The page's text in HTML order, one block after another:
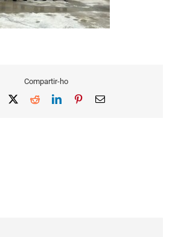
Compartir-ho
Facebook RedditLinkedInPinterestEmail